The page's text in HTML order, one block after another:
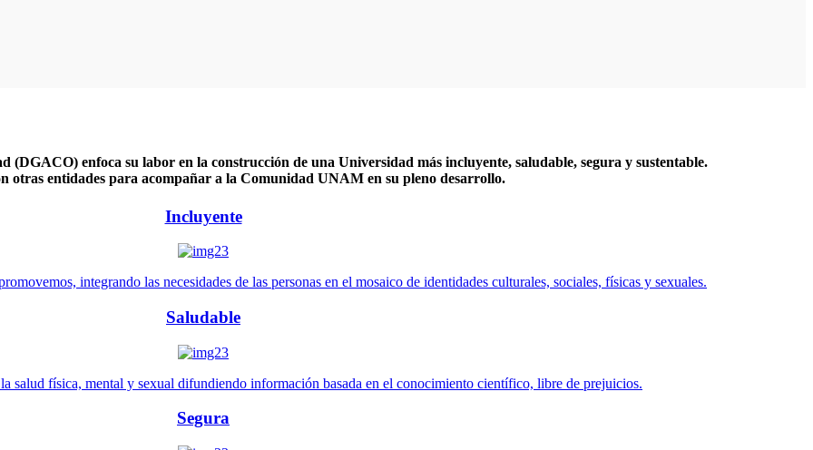
(DGACO) enfoca su labor en la construcción de una Universidad más incluyente, saludable, segura y sustentable.
otras entidades para acompañar a la Comunidad UNAM en su pleno desarrollo.
Incluyente
integrando las necesidades de las personas en el mosaico de identidades culturales, sociales, físicas y sexuales.
Saludable
salud física, mental y sexual difundiendo información basada en el conocimiento científico, libre de prejuicios.
Segura